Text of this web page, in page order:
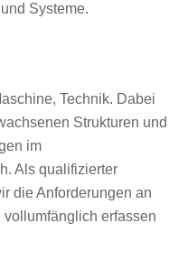
Systeme.
Technik. Dabei
Strukturen und
im
Als qualifizierter
die Anforderungen an
erfassen